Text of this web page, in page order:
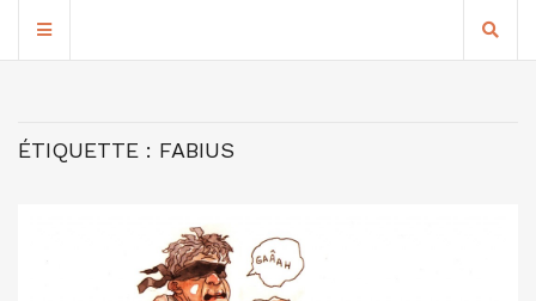
ÉTIQUETTE : FABIUS